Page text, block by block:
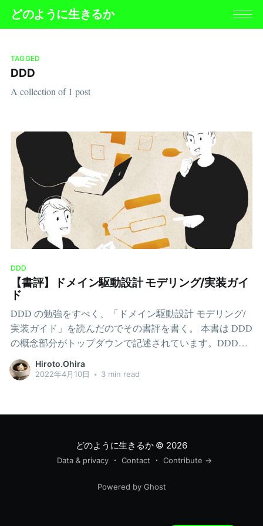
どのように生きるか
TAGGED
DDD
A collection of 1 post
DDD
【書評】ドメイン駆動設計 モデリング/実装ガイ
ド
DDD の勉強をすべく、「ドメイン駆動設計 モデリング/
実装ガイド」を読んだのでその書評を書く。 本書は DDD
の概念部分がトップダウンで記述されています。DDDの
概念を網羅しつつ、各概念の説明は必要十分な内容にと
どめているため、比較的軽量な印象です。しかし、DDD
として非常におすすめです。 DDD ってなんぞや？DDD
リングを重要な設計手法と位置づけ、コードレベルでは
モデルをどう活かすかを考えます。 モデルを活かす手法
入したことがあるのですが、その利便性の高さには驚き
Hiroto.Ohira
2022年4月10日 • 3 min read
どのように生きるか© 2026
Data & privacy Contact Contribute →
Powered by Ghost